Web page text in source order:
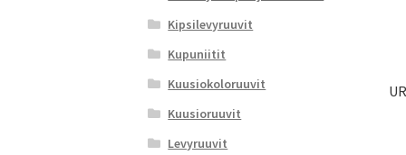
Kipsilevyruuvit
Kupuniitit
Kuusiokoloruuvit
Kuusioruuvit
Levyruuvit